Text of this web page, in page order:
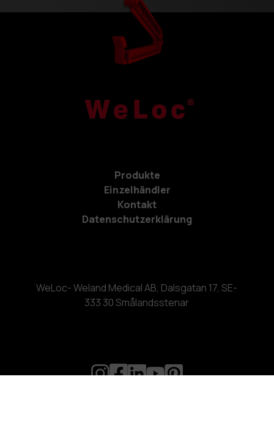
Produkte
Einzelhändler
Kontakt
Datenschutzerklärung
WeLoc- Weland Medical AB, Dalsgatan 17, SE-
333 30 Smålandsstenar